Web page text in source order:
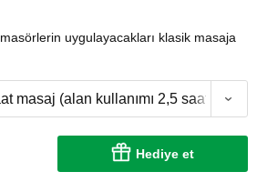
masörlerin uygulayacakları klasik masaja
masaj (alan kullanımı 2,5 saat)
Hediye et